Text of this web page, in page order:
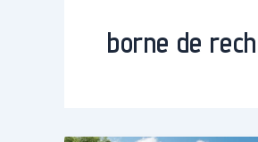
borne de